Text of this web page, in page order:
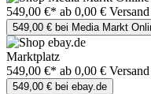
549,00 €* ab 0,00 € Versand
549,00 € bei Media Markt
Marktplatz
549,00 €* ab 0,00 € Versand
549,00 € bei ebay.de